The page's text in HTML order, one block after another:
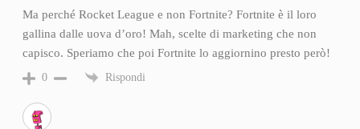
Ma perché Rocket League e non Fortnite? Fortnite è il loro
gallina dalle uova d’oro! Mah, scelte di marketing che non
capisco. Speriamo che poi Fortnite lo aggiornino presto però!
0 Rispondi